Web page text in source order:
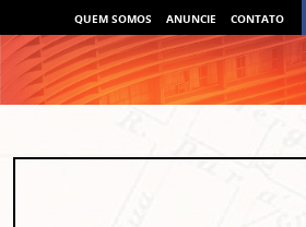
QUEM SOMOS ANUNCIE CONTATO